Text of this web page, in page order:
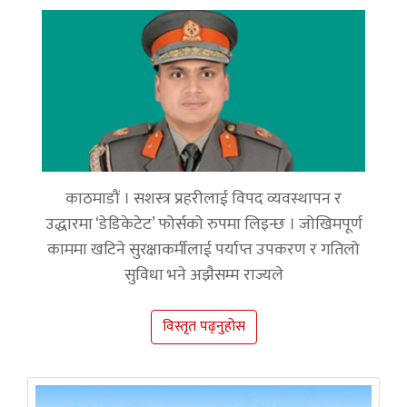
काठमाडौं । सशस्त्र प्रहरीलाई विपद व्यवस्थापन र
उद्धारमा ‘डेडिकेटेट’ फोर्सको रुपमा लिइन्छ । जोखिमपूर्ण
काममा खटिने सुरक्षाकर्मीलाई पर्याप्त उपकरण र गतिलो
सुविधा भने अझैसम्म राज्यले
विस्तृत पढ्नुहोस